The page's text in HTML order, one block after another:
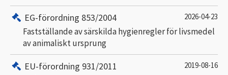
EG-förordning 853/2004 2026-04-23
Fastställande av särskilda hygienregler för livsmedel
av animaliskt ursprung
EU-förordning 931/2011 2019-08-16